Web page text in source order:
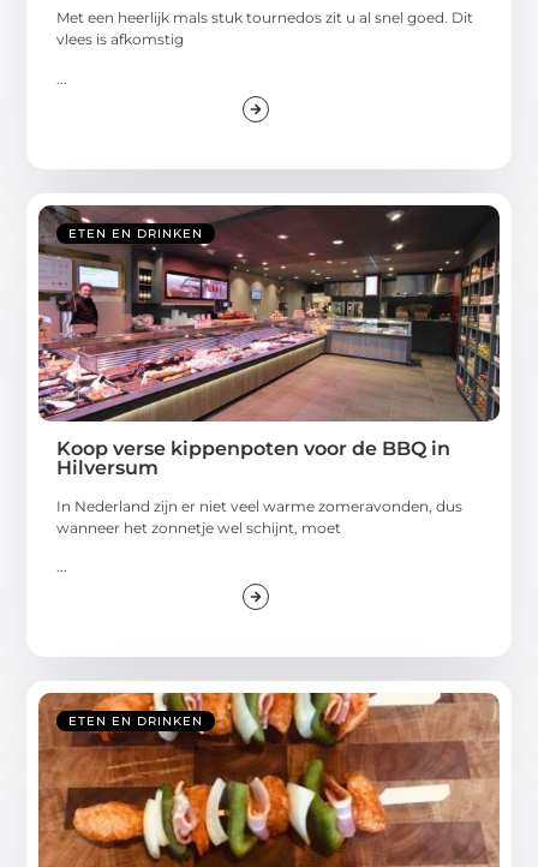
Met een heerlijk mals stuk tournedos zit u al snel goed. Dit
vlees is afkomstig
ETEN EN DRINKEN
Koop verse kippenpoten voor de BBQ in
Hilversum
In Nederland zijn er niet veel warme zomeravonden, dus
wanneer het zonnetje wel schijnt, moet
ETEN EN DRINKEN